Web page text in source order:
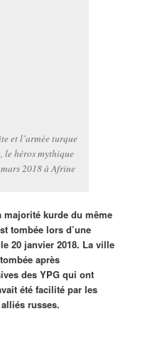
et l’armée turque
le héros mythique
2018 à Afrine
majorité kurde du même
tombée lors d’une
20 janvier 2018. La ville
après
des YPG qui ont
été facilité par les
russes.